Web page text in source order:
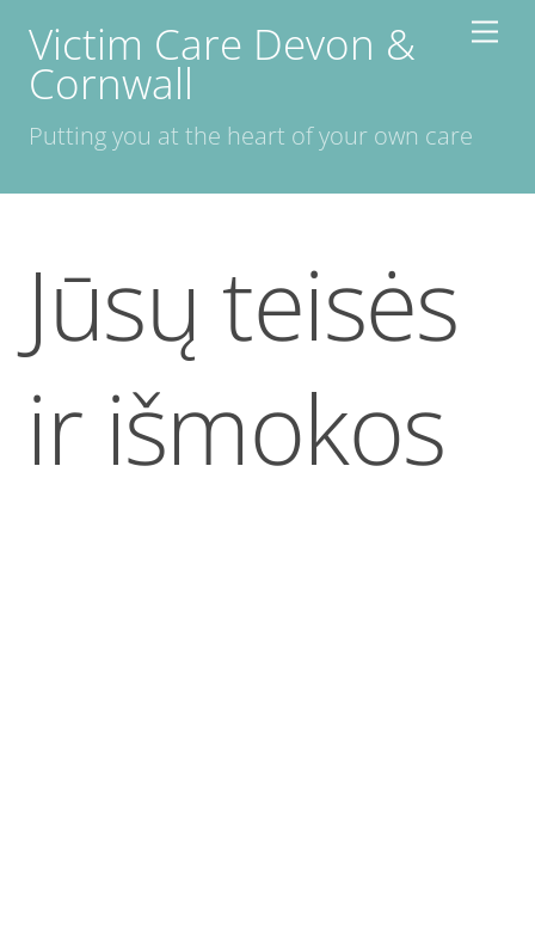
content
Victim Care Devon &
Cornwall
Putting you at the heart of your own care
Jūsų teisės
ir išmokos